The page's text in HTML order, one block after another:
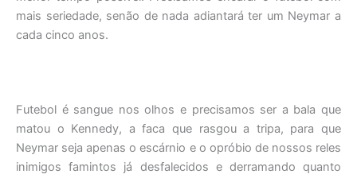
mais seriedade, senão de nada adiantará ter um Neymar a
cada cinco anos.
Futebol é sangue nos olhos e precisamos ser a bala que
matou o Kennedy, a faca que rasgou a tripa, para que
Neymar seja apenas o escárnio e o opróbio de nossos reles
inimigos famintos já desfalecidos e derramando quanto